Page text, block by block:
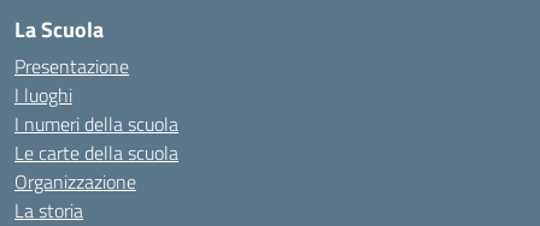
La Scuola
Presentazione
I luoghi
I numeri della scuola
Le carte della scuola
Organizzazione
La storia